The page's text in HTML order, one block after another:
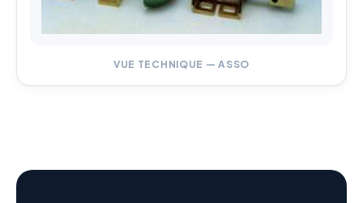
VUE TECHNIQUE — ASSO